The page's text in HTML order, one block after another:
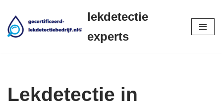
Ga
lekdetectie
experts
Lekdetectie in